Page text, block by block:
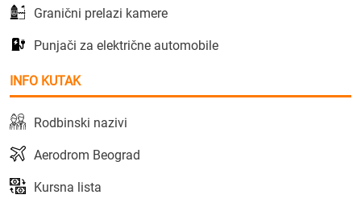
Granični prelazi kamere
Punjači za električne automobile
INFO KUTAK
Rodbinski nazivi
Aerodrom Beograd
Kursna lista